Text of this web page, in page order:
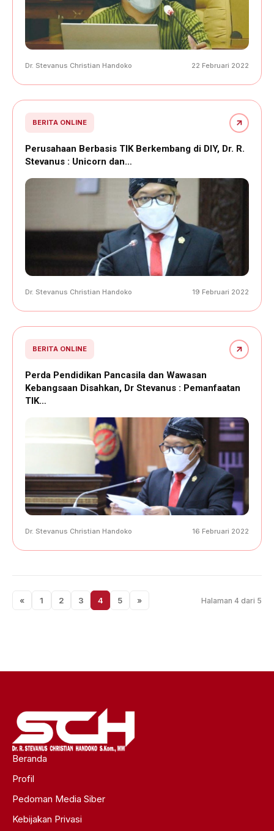
Dr. Stevanus Christian Handoko 22 Februari 2022
BERITA ONLINE
Perusahaan Berbasis TIK Berkembang di DIY, Dr. R.
Stevanus : Unicorn dan…
Dr. Stevanus Christian Handoko 19 Februari 2022
BERITA ONLINE
Perda Pendidikan Pancasila dan Wawasan
Kebangsaan Disahkan, Dr Stevanus : Pemanfaatan
TIK…
Dr. Stevanus Christian Handoko 16 Februari 2022
« 1 2 3 4 5 » Halaman 4 dari 5
Beranda
Profil
Pedoman Media Siber
Kebijakan Privasi